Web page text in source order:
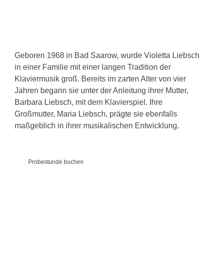
Geboren 1968 in Bad Saarow, wurde Violetta Liebsch
in einer Familie mit einer langen Tradition der
Klaviermusik groß. Bereits im zarten Alter von vier
Jahren begann sie unter der Anleitung ihrer Mutter,
Barbara Liebsch, mit dem Klavierspiel. Ihre
Großmutter, Maria Liebsch, prägte sie ebenfalls
maßgeblich in ihrer musikalischen Entwicklung.
Probestunde buchen